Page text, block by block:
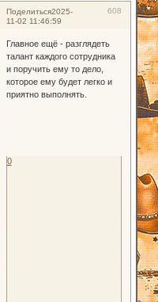
Поделиться 608
2025-
11-02 11:46:59
Главное ещё - разглядеть
талант каждого сотрудника
и поручить ему то дело,
которое ему будет легко и
приятно выполнять.
0